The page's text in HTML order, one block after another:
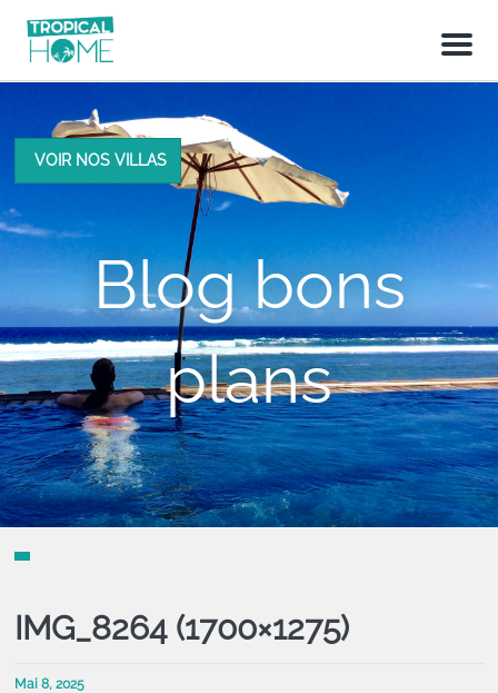
M
n
VOIR NOS VILLAS
Blog bons
plans
IMG_8264 (1700×1275)
Mai 8, 2025